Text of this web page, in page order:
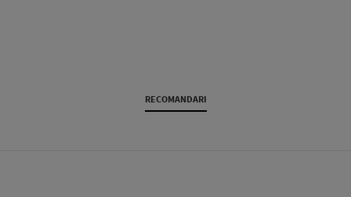
RECOMANDARI